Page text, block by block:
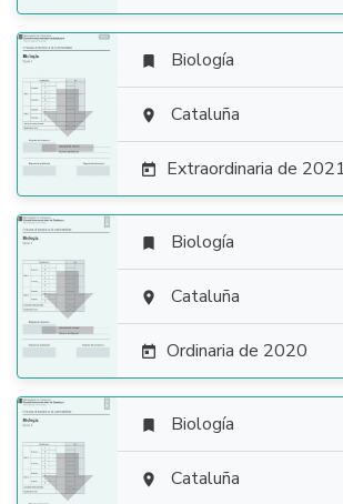

 Biología
 Cataluña
 Extraordinaria de 2021

 Biología
 Cataluña
 Ordinaria de 2020

 Biología
 Cataluña